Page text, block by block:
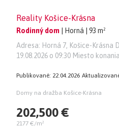
Reality Košice-Krásna
Rodinný dom | Horná
| 93 m²
Adresa: Horná 7, Košice-Krásna
19.08.2026 o 09:30 Miesto
Publikované: 22.04.2026
Domy na dražba Košice-Krásna
202,500 €
2177 €/m²